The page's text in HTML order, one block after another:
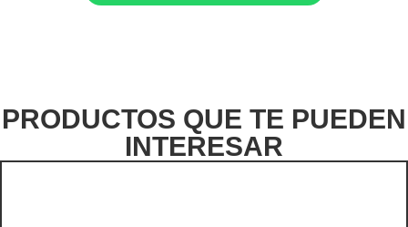
PRODUCTOS QUE TE PUEDEN
INTERESAR